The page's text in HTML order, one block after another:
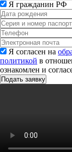
Я гражданин РФ
Я согласен на
политикой в
ознакомлен и